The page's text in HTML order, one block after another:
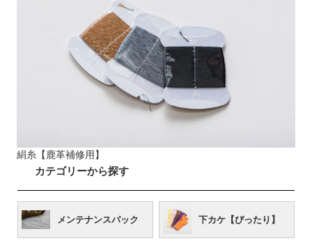
絹糸【鹿革補修用】
カテゴリーから探す
メンテナンスパック 下カケ【ぴったり】